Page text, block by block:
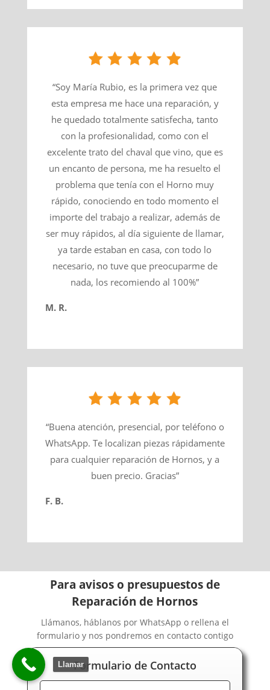
“Soy María Rubio, es la primera vez que
esta empresa me hace una reparación, y
he quedado totalmente satisfecha, tanto
con la profesionalidad, como con el
excelente trato del chaval que vino, que es
un encanto de persona, me ha resuelto el
problema que tenía con el Horno muy
rápido, conociendo en todo momento el
importe del trabajo a realizar, además de
ser muy rápidos, al día siguiente de llamar,
ya tarde estaban en casa, con todo lo
necesario, no tuve que preocuparme de
nada, los recomiendo al 100%”
M. R.
“Buena atención, presencial, por teléfono o
WhatsApp. Te localizan piezas rápidamente
para cualquier reparación de Hornos, y a
buen precio. Gracias”
F. B.
Para avisos o presupuestos de
Reparación de Hornos
Llámanos, háblanos por WhatsApp o rellena el
formulario y nos pondremos en contacto contigo
Formulario de Contacto
Llamar